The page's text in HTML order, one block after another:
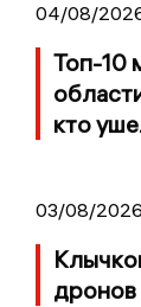
04/08/
Топ-10
кто
03/08/
дронов